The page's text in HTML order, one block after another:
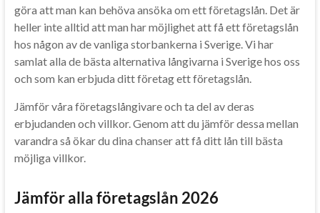
göra att man kan behöva ansöka om ett företagslån. Det är
heller inte alltid att man har möjlighet att få ett företagslån
hos någon av de vanliga storbankerna i Sverige. Vi har
samlat alla de bästa alternativa långivarna i Sverige hos oss
och som kan erbjuda ditt företag ett företagslån.
Jämför våra företagslångivare och ta del av deras
erbjudanden och villkor. Genom att du jämför dessa mellan
varandra så ökar du dina chanser att få ditt lån till bästa
möjliga villkor.
Jämför alla företagslån 2026